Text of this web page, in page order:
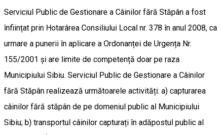
Serviciul Public de Gestionare a Câinilor fără Stăpân a fost
înființat prin Hotarârea Consiliului Local nr. 378 în anul 2008, ca
urmare a punerii în aplicare a Ordonanței de Urgența Nr.
155/2001 și are limite de competență doar pe raza
Municipiului Sibiu. Serviciul Public de Gestionare a Câinilor
fără Stăpân realizează următoarele activități: a) capturarea
câinilor fără stăpân de pe domeniul public al Municipiului
Sibiu; b) transportul câinilor capturați în adăpostul public al